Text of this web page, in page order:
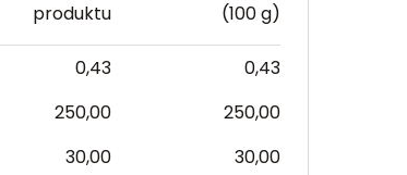
produktu
(100 g)
0,43
0,43
250,00
250,00
30,00
30,00